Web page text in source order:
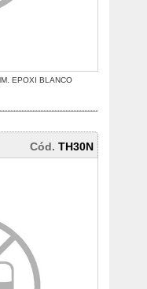
EPOXI BLANCO
Cód.TH30N